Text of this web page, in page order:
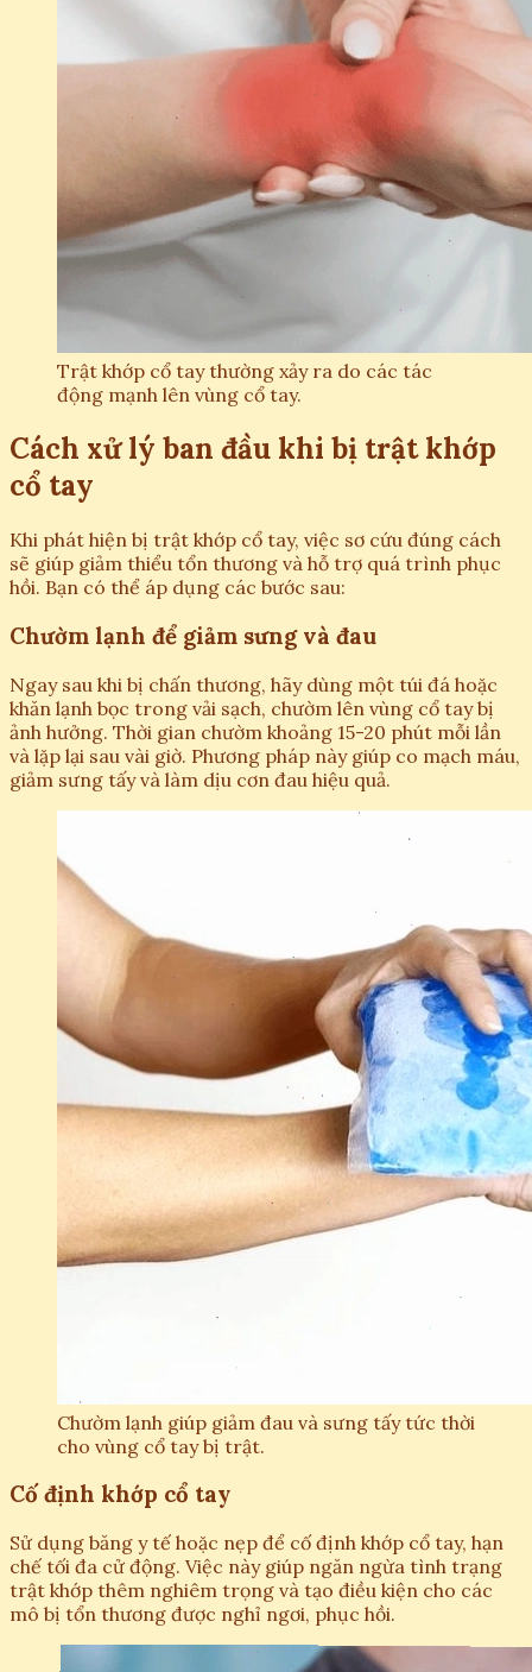
Trật khớp cổ tay thường xảy ra do các tác
động mạnh lên vùng cổ tay.
Cách xử lý ban đầu khi bị trật khớp
cổ tay
Khi phát hiện bị trật khớp cổ tay, việc sơ cứu đúng cách
sẽ giúp giảm thiểu tổn thương và hỗ trợ quá trình phục
hồi. Bạn có thể áp dụng các bước sau:
Chườm lạnh để giảm sưng và đau
Ngay sau khi bị chấn thương, hãy dùng một túi đá hoặc
khăn lạnh bọc trong vải sạch, chườm lên vùng cổ tay bị
ảnh hưởng. Thời gian chườm khoảng 15-20 phút mỗi lần
và lặp lại sau vài giờ. Phương pháp này giúp co mạch máu,
giảm sưng tấy và làm dịu cơn đau hiệu quả.
Chườm lạnh giúp giảm đau và sưng tấy tức thời
cho vùng cổ tay bị trật.
Cố định khớp cổ tay
Sử dụng băng y tế hoặc nẹp để cố định khớp cổ tay, hạn
chế tối đa cử động. Việc này giúp ngăn ngừa tình trạng
trật khớp thêm nghiêm trọng và tạo điều kiện cho các
mô bị tổn thương được nghỉ ngơi, phục hồi.